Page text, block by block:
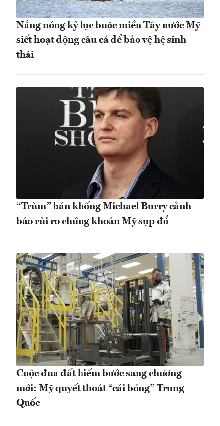
Nắng nóng kỷ lục buộc miền Tây nước Mỹ
siết hoạt động câu cá để bảo vệ hệ sinh
thái
“Trùm” bán khống Michael Burry cảnh
báo rủi ro chứng khoán Mỹ sụp đổ
Cuộc đua đất hiếm bước sang chương
mới: Mỹ quyết thoát “cái bóng” Trung
Quốc